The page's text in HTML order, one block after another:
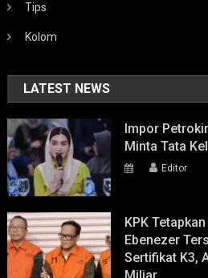
Tips
Kolom
LATEST NEWS
Impor
Minta Tata
Editor
KPK
Ebenezer
Sertifikat K3,